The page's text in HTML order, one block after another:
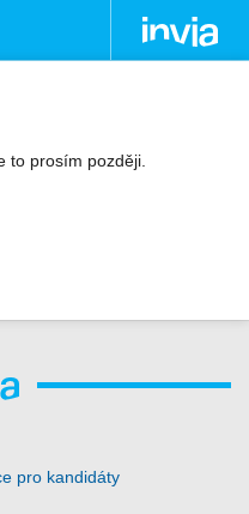
to prosím později.
pro kandidáty